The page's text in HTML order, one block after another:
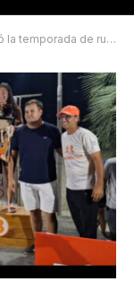
de running en Goya